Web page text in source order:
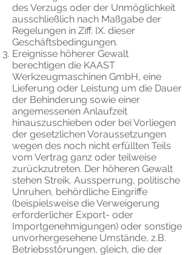
des Verzugs oder der Unmöglichkeit
ausschließlich nach Maßgabe der
Regelungen in Ziff. IX. dieser
Geschäftsbedingungen.
Ereignisse höherer Gewalt
berechtigen die KAAST
Werkzeugmaschinen GmbH, eine
Lieferung oder Leistung um die Dauer
der Behinderung sowie einer
angemessenen Anlaufzeit
hinauszuschieben oder bei Vorliegen
der gesetzlichen Voraussetzungen
wegen des noch nicht erfüllten Teils
vom Vertrag ganz oder teilweise
zurückzutreten. Der höheren Gewalt
stehen Streik, Aussperrung, politische
Unruhen, behördliche Eingriffe
(beispielsweise die Verweigerung
erforderlicher Export- oder
Importgenehmigungen) oder sonstige
unvorhergesehene Umstände, z.B.
Betriebsstörungen, gleich, die der